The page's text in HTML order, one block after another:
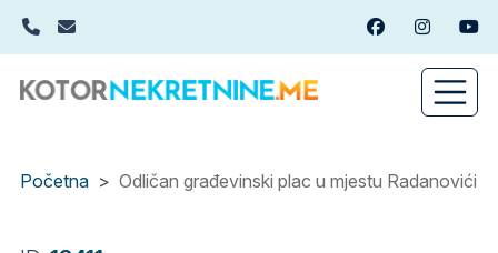
Skip
content
+382(0)67 449 988
info@kotornekretnine.me FacebookInstagram
Početna Odličan građevinski plac u mjestu Radanovići,